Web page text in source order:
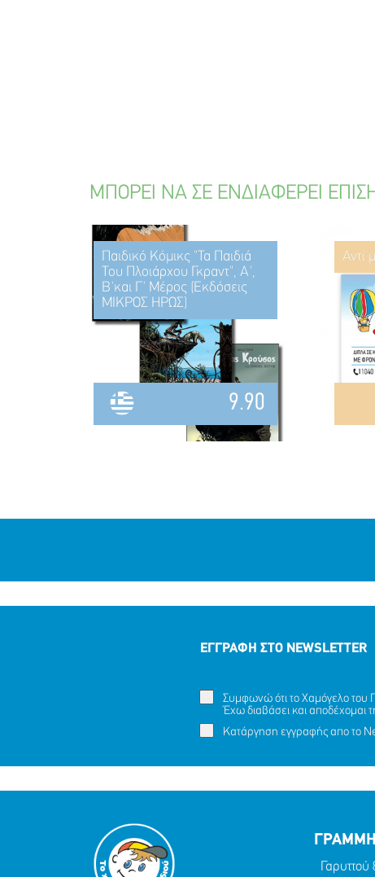
ΜΠΟΡΕΙ ΝΑ ΣΕ ΕΝΔΙΑΦΕΡΕΙ
Παιδικό Κόμικς "Τα Παιδιά
Του Πλοιάρχου Γκραντ", Α',
Β'και Γ' Μέρος (Εκδόσεις
ΜΙΚΡΟΣ ΗΡΩΣ)
9.90
Αντί
ΕΓΓΡΑΦΗ ΣΤΟ NEWSLETTER
Συμφωνώ ότι το Χαμόγελο του
Έχω διαβάσει και αποδέχομαι
Κατάργηση εγγραφής απο το
ΓΡΑΜΜΗ